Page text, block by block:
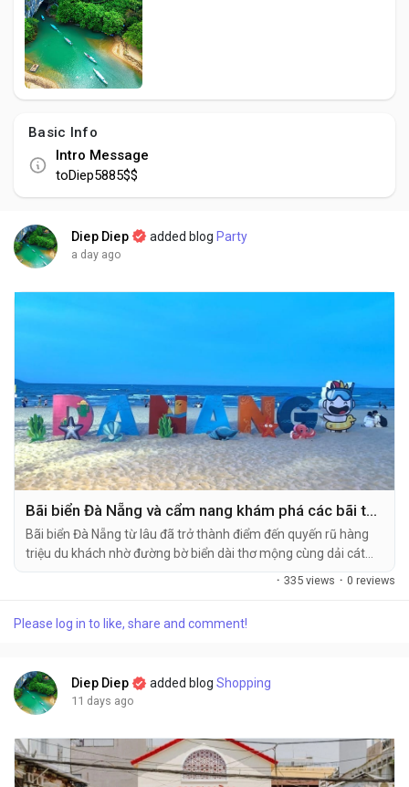
Creator Commerce
Launch Startup
Global News
Talkfever App
Basic Info
Intro Message
toDiep5885$$
Diep Diep added blog Party
a day ago
Bãi biển Đà Nẵng và cẩm nang khám phá các bãi tắm đẹp nhất 2026
Bãi biển Đà Nẵng từ lâu đã trở thành điểm đến quyến rũ hàng
triệu du khách nhờ đường bờ biển dài thơ mộng cùng dải cát
trắng mịn màng. Những bãi tắm tại đây phân bố dọc theo các
· 335 views · 0 reviews
Please log in to like, share and comment!
Diep Diep added blog Shopping
11 days ago